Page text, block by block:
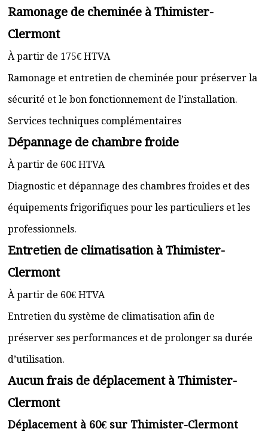
Ramonage de cheminée à Thimister-
Clermont
À partir de 175€ HTVA
Ramonage et entretien de cheminée pour préserver la
sécurité et le bon fonctionnement de l’installation.
Services techniques complémentaires
Dépannage de chambre froide
À partir de 60€ HTVA
Diagnostic et dépannage des chambres froides et des
équipements frigorifiques pour les particuliers et les
professionnels.
Entretien de climatisation à Thimister-
Clermont
À partir de 60€ HTVA
Entretien du système de climatisation afin de
préserver ses performances et de prolonger sa durée
d’utilisation.
Aucun frais de déplacement à Thimister-
Clermont
Déplacement à 60€ sur Thimister-Clermont